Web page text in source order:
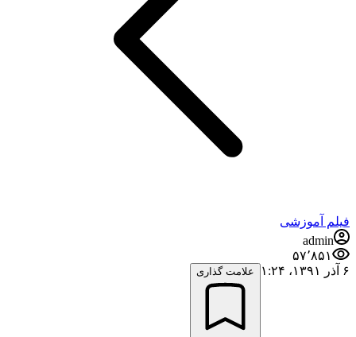
فیلم آموزشی
admin
۵۷٬۸۵۱
۶ آذر ۱۳۹۱،‏ ۱:۲۴
علامت گذاری